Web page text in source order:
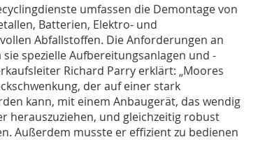
umfassen die Demontage von
Batterien, Elektro- und
Abfallstoffen. Die Anforderungen an
spezielle Aufbereitungsanlagen und -
Richard Parry erklärt: „Moores
der auf einer stark
kann, mit einem Anbaugerät, das wendig
herauszuziehen, und gleichzeitig robust
Außerdem musste er effizient zu bedienen